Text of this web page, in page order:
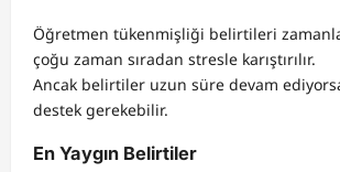
Öğretmen tükenmişliği belirtileri
çoğu zaman sıradan stresle karıştırılır.
Ancak belirtiler uzun süre devam
destek gerekebilir.
En Yaygın Belirtiler